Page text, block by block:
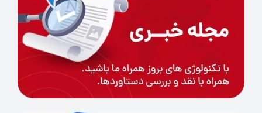
سنسور چاپ مجدد: امکان ادامه
پرینت در صورت قطع برق
چرا باید CR10 MAX را ان تخاب کنیم
کیفیت سطح بالا و دقت اب